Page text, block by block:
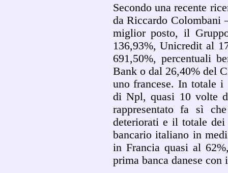
Secondo una recente
da Riccardo
miglior posto, il
136,93%, Unicredit al
691,50%, percentuali
Bank o dal 26,40% del
uno francese. In totale
di Npl, quasi 10 volte
rappresentato fa sì
deteriorati e il totale
bancario italiano in
in Francia quasi al
prima banca danese